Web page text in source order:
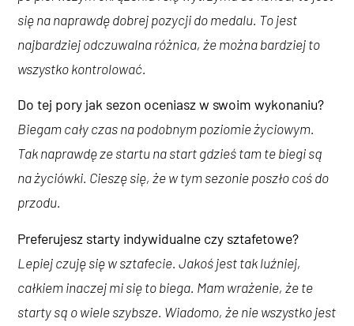
się na naprawdę dobrej pozycji do medalu. To jest
najbardziej odczuwalna różnica, że można bardziej to
wszystko kontrolować.
Do tej pory jak sezon oceniasz w swoim wykonaniu?
Biegam cały czas na podobnym poziomie życiowym.
Tak naprawdę ze startu na start gdzieś tam te biegi są
na życiówki. Cieszę się, że w tym sezonie poszło coś do
przodu.
Preferujesz starty indywidualne czy sztafetowe?
Lepiej czuję się w sztafecie. Jakoś jest tak luźniej,
całkiem inaczej mi się to biega. Mam wrażenie, że te
starty są o wiele szybsze. Wiadomo, że nie wszystko jest